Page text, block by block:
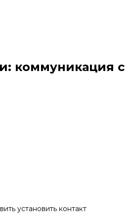
коммуникация с
установить контакт